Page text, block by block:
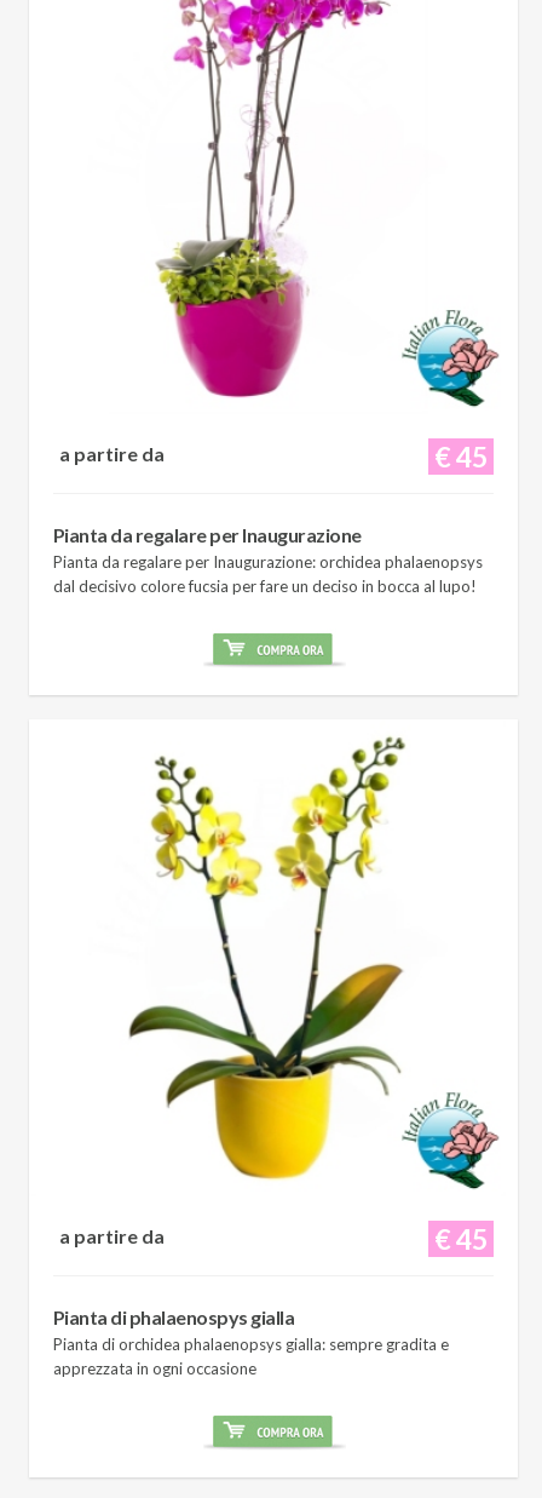
€ 45
a partire da
Pianta da regalare per Inaugurazione
Pianta da regalare per Inaugurazione: orchidea phalaenopsys
dal decisivo colore fucsia per fare un deciso in bocca al lupo!
€ 45
a partire da
Pianta di phalaenospys gialla
Pianta di orchidea phalaenopsys gialla: sempre gradita e
apprezzata in ogni occasione